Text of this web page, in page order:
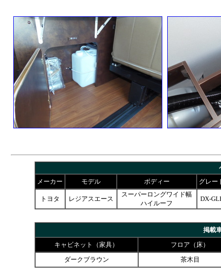
メーカー
モデル ボディー グレー
トヨタ レジアスエース
スーパーロングワイド幅
ハイルーフ
DX-
掲載
キャビネット（家具）
フロア（床）
ダークブラウン
茶木目